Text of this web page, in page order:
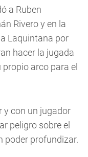
a Ruben
Rivero y en la
Laquintana por
hacer la jugada
propio arco para el
y con un jugador
peligro sobre el
poder profundizar.